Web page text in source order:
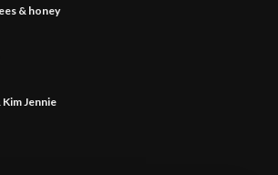
& honey
Kim Jennie